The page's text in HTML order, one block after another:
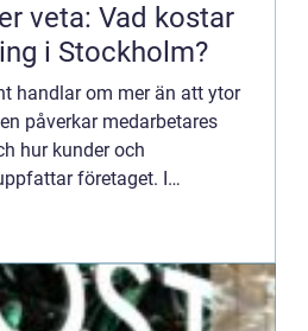
veta: Vad kostar
i Stockholm?
handlar om mer än att ytor
påverkar medarbetares
hur kunder och
företaget. I